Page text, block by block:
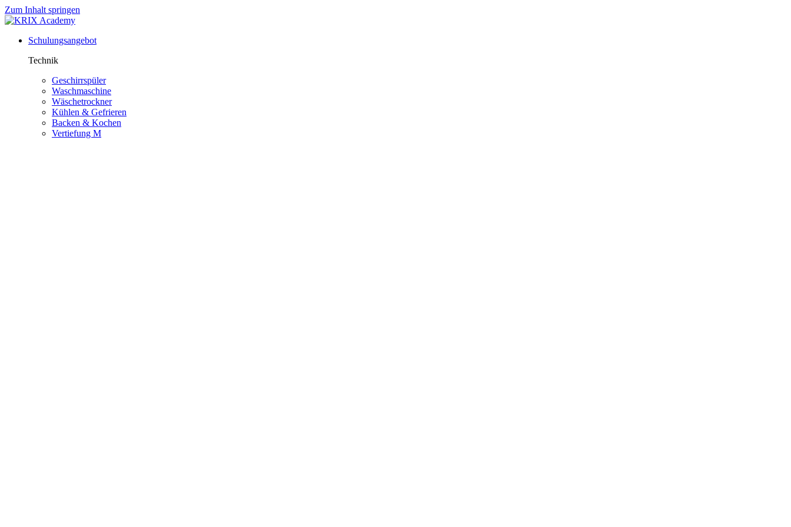
Zum Inhalt springen
Schulungsangebot
Technik
Geschirrspüler
Waschmaschine
Wäschetrockner
Kühlen & Gefrieren
Backen & Kochen
Vertiefung M